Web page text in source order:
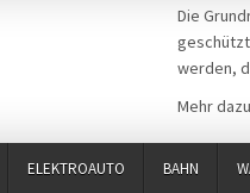
Die
werden,
Mehr
ELEKTROAUTO BAHN